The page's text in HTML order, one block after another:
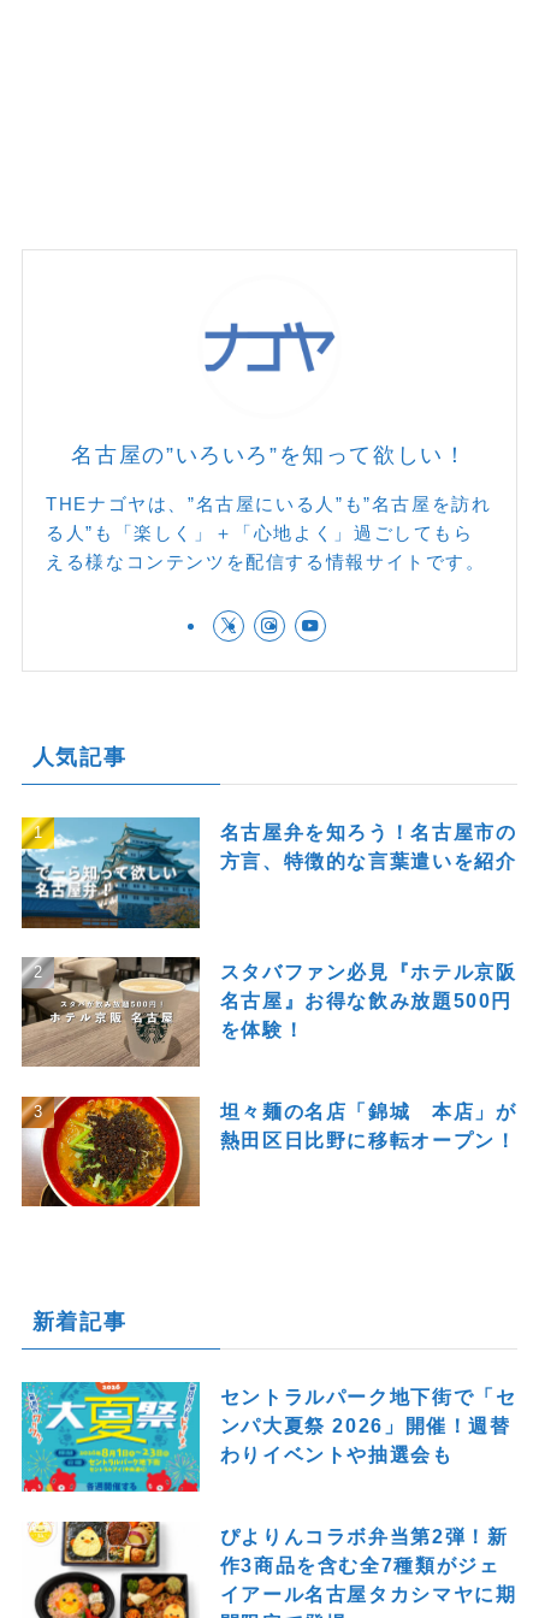
名古屋の”いろいろ”を知って欲しい！
THEナゴヤは、”名古屋にいる人”も”名古屋を訪れ
る人”も「楽しく」＋「心地よく」過ごしてもら
える様なコンテンツを配信する情報サイトです。
人気記事
名古屋弁を知ろう！名古屋市の
方言、特徴的な言葉遣いを紹介
スタバファン必見『ホテル京阪
名古屋』お得な飲み放題500円
を体験！
坦々麺の名店「錦城 本店」が
熱田区日比野に移転オープン！
新着記事
セントラルパーク地下街で「セ
ンパ大夏祭 2026」開催！週替
わりイベントや抽選会も
ぴよりんコラボ弁当第2弾！新
作3商品を含む全7種類がジェ
イアール名古屋タカシマヤに期